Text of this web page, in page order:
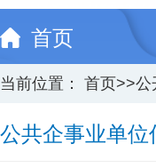
首页
当前位置： 首页>>公
公共企事业单位